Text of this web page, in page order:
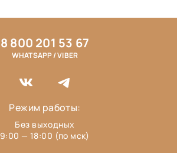
8 800 201 53 67
WHATSAPP / VIBER
Режим работы:
Без выходных
9:00 — 18:00 (по мск)